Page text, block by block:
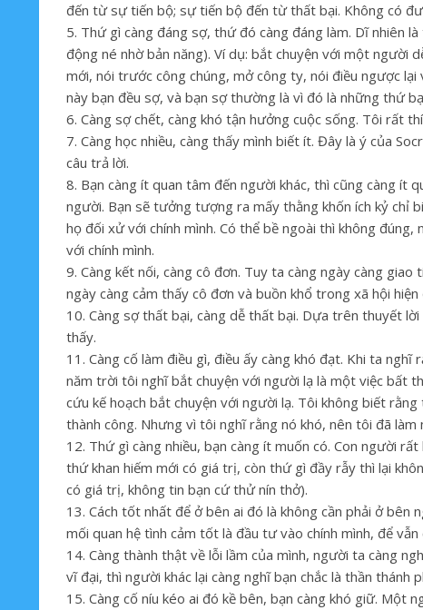
đến từ sự tiến bộ; sự tiến bộ đến từ thất bại. Không có
5. Thứ gì càng đáng sợ, thứ đó càng đáng làm. Dĩ nhiên
động né nhờ bản năng). Ví dụ: bắt chuyện với một người
mới, nói trước công chúng, mở công ty, nói điều ngược
này bạn đều sợ, và bạn sợ thường là vì đó là những thứ
6. Càng sợ chết, càng khó tận hưởng cuộc sống. Tôi rất
7. Càng học nhiều, càng thấy mình biết ít. Đây là ý của
câu trả lời.
8. Bạn càng ít quan tâm đến người khác, thì cũng càng ít
người. Bạn sẽ tưởng tượng ra mấy thằng khốn ích kỷ chỉ
họ đối xử với chính mình. Có thể bề ngoài thì không
với chính mình.
9. Càng kết nối, càng cô đơn. Tuy ta càng ngày càng
ngày càng cảm thấy cô đơn và buồn khổ trong xã hội hiện
10. Càng sợ thất bại, càng dễ thất bại. Dựa trên thuyết
thấy.
11. Càng cố làm điều gì, điều ấy càng khó đạt. Khi ta
năm trời tôi nghĩ bắt chuyện với người lạ là một việc bất
cứu kế hoạch bắt chuyện với người lạ. Tôi không biết
thành công. Nhưng vì tôi nghĩ rằng nó khó, nên tôi đã làm
12. Thứ gì càng nhiều, bạn càng ít muốn có. Con người
thứ khan hiếm mới có giá trị, còn thứ gì đầy rẫy thì lại
có giá trị, không tin bạn cứ thử nín thở).
13. Cách tốt nhất để ở bên ai đó là không cần phải ở
mối quan hệ tình cảm tốt là đầu tư vào chính mình, để
14. Càng thành thật về lỗi lầm của mình, người ta càng
vĩ đại, thì người khác lại càng nghĩ bạn chắc là thần thánh
15. Càng cố níu kéo ai đó kề bên, bạn càng khó giữ. Một